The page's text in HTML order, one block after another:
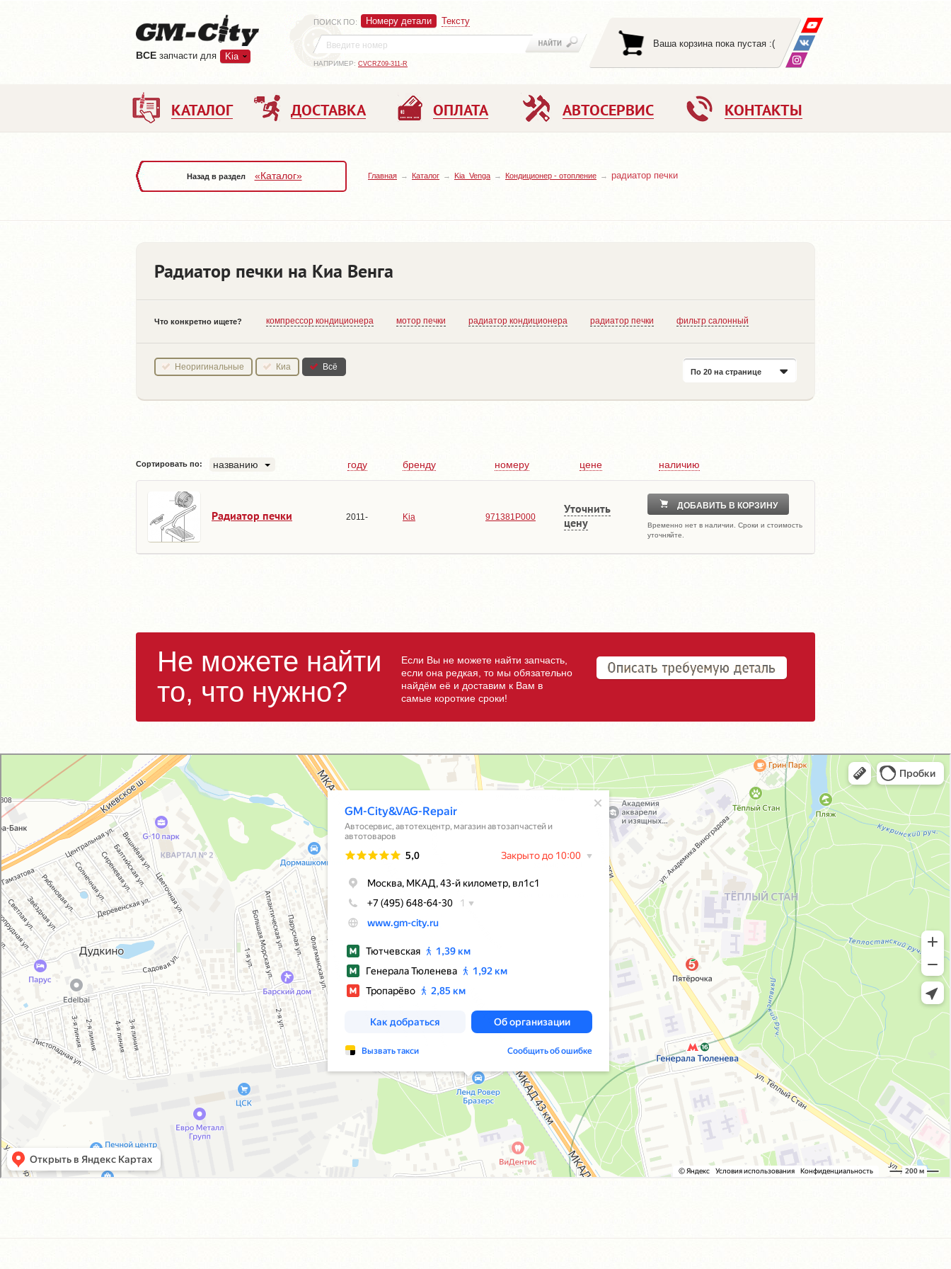
ВCE запчасти для Kia
ПОИСК ПО: Номеру детали Тексту
НАПРИМЕР: CVCRZ09-311-R
Ваша корзина пока пустая :(
КАТАЛОГ ДОСТАВКА ОПЛАТА АВТОСЕРВИС КОНТАКТЫ
Назад в раздел «Каталог» Главная Каталог Kia_Venga Кондиционер - отопление радиатор печки
Радиатор печки на Киа Венга
Что конкретно ищете? компрессор кондиционера мотор печки радиатор кондиционера радиатор печки фильтр салонный
Неоригинальные Киа Всё По 20 на странице
Сортировать по: названию году бренду номеру цене наличию
Радиатор печки 2011- Kia 971381P000
Уточнить
цену
ДОБАВИТЬ В КОРЗИНУ
Временно нет в наличии. Сроки и стоимость
уточняйте.
Не можете найти
то, что нужно?
Если Вы не можете найти запчасть,
если она редкая, то мы обязательно
найдём её и доставим к Вам в
самые короткие сроки!
GM-City&VAG-Repair
Автосервис, автотехцентр в Москве
Магазин автозапчастей и автотоваров в Москве